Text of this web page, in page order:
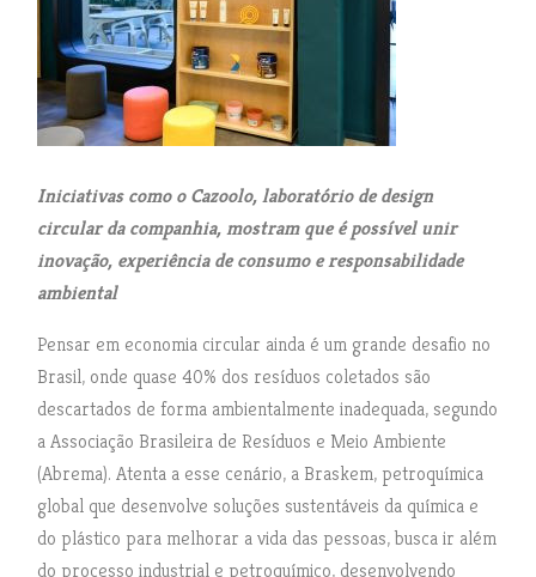
Iniciativas como o Cazoolo, laboratório de design
circular da companhia, mostram que é possível unir
inovação, experiência de consumo e responsabilidade
ambiental
Pensar em economia circular ainda é um grande desafio no
Brasil, onde quase 40% dos resíduos coletados são
descartados de forma ambientalmente inadequada, segundo
a Associação Brasileira de Resíduos e Meio Ambiente
(Abrema). Atenta a esse cenário, a Braskem, petroquímica
global que desenvolve soluções sustentáveis da química e
do plástico para melhorar a vida das pessoas, busca ir além
do processo industrial e petroquímico, desenvolvendo